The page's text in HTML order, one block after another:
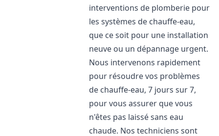
interventions de plomberie pour
les systèmes de chauffe-eau,
que ce soit pour une installation
neuve ou un dépannage urgent.
Nous intervenons rapidement
pour résoudre vos problèmes
de chauffe-eau, 7 jours sur 7,
pour vous assurer que vous
n'êtes pas laissé sans eau
chaude. Nos techniciens sont